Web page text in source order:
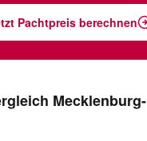
Pachtpreis berechnen
Mecklenburg-